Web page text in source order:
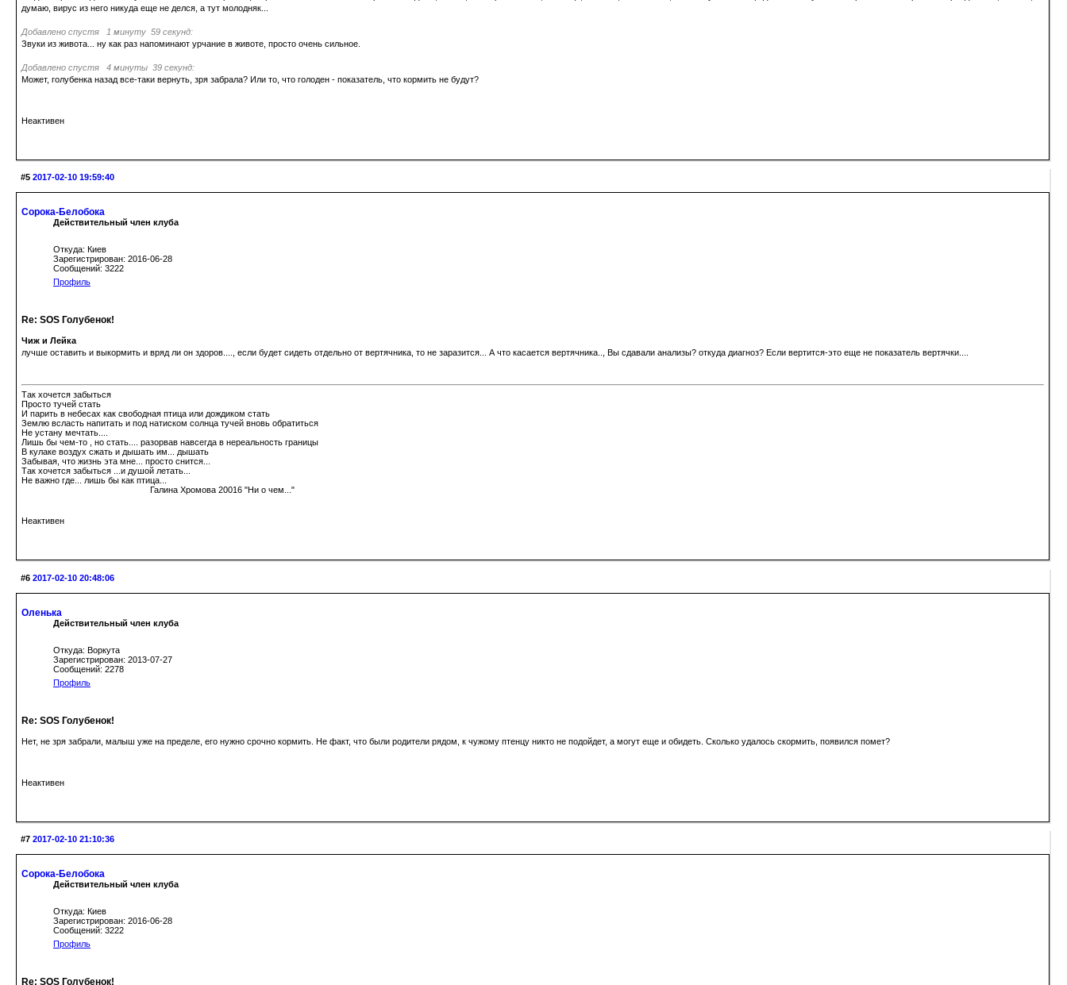
думаю, вирус из него никуда еще не делся, а тут молодняк...
Добавлено спустя 1 минуту 59 секунд:
Звуки из живота... ну как раз напоминают урчание в животе, просто очень сильное.
Добавлено спустя 4 минуты 39 секунд:
Может, голубенка назад все-таки вернуть, зря забрала? Или то, что голоден - показатель, что кормить не будут?
Неактивен
#5 2017-02-10 19:59:40
Сорока-Белобока
Действительный член клуба
Откуда: Киев
Зарегистрирован: 2016-06-28
Сообщений: 3222
Профиль
Re: SOS Голубенок!
Чиж и Лейка
лучше оставить и выкормить и вряд ли он здоров...., если будет сидеть отдельно от вертячника, то не заразится... А что касается вертячника.., Вы сдавали анализы? откуда диагноз? Если вертится-это еще не показатель вертячки....
Так хочется забыться
Просто тучей стать
И парить в небесах как свободная птица или дождиком стать
Землю всласть напитать и под натиском солнца тучей вновь обратиться
Не устану мечтать....
Лишь бы чем-то , но стать.... разорвав навсегда в нереальность границы
В кулаке воздух сжать и дышать им... дышать
Забывая, что жизнь эта мне... просто снится...
Так хочется забыться ...и душой летать...
Не важно где... лишь бы как птица...
Галина Хромова 20016 "Ни о чем..."
Неактивен
#6 2017-02-10 20:48:06
Оленька
Действительный член клуба
Откуда: Воркута
Зарегистрирован: 2013-07-27
Сообщений: 2278
Профиль
Re: SOS Голубенок!
Нет, не зря забрали, малыш уже на пределе, его нужно срочно кормить. Не факт, что были родители рядом, к чужому птенцу никто не подойдет, а могут еще и обидеть. Сколько удалось скормить, появился помет?
Неактивен
#7 2017-02-10 21:10:36
Сорока-Белобока
Действительный член клуба
Откуда: Киев
Зарегистрирован: 2016-06-28
Сообщений: 3222
Профиль
Re: SOS Голубенок!